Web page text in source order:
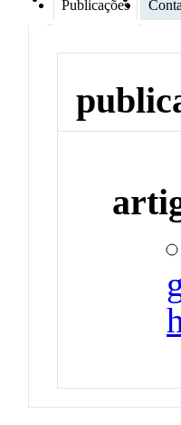
Publicações